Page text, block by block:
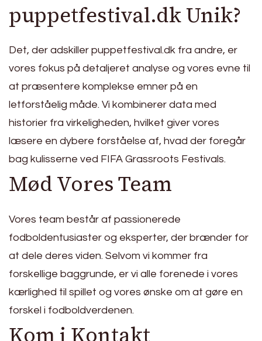
puppetfestival.dk Unik?
Det, der adskiller puppetfestival.dk fra andre, er
vores fokus på detaljeret analyse og vores evne til
at præsentere komplekse emner på en
letforståelig måde. Vi kombinerer data med
historier fra virkeligheden, hvilket giver vores
læsere en dybere forståelse af, hvad der foregår
bag kulisserne ved FIFA Grassroots Festivals.
Mød Vores Team
Vores team består af passionerede
fodboldentusiaster og eksperter, der brænder for
at dele deres viden. Selvom vi kommer fra
forskellige baggrunde, er vi alle forenede i vores
kærlighed til spillet og vores ønske om at gøre en
forskel i fodboldverdenen.
Kom i Kontakt